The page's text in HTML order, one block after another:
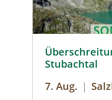
Überschreitung
Stubachtal
7. Aug. |